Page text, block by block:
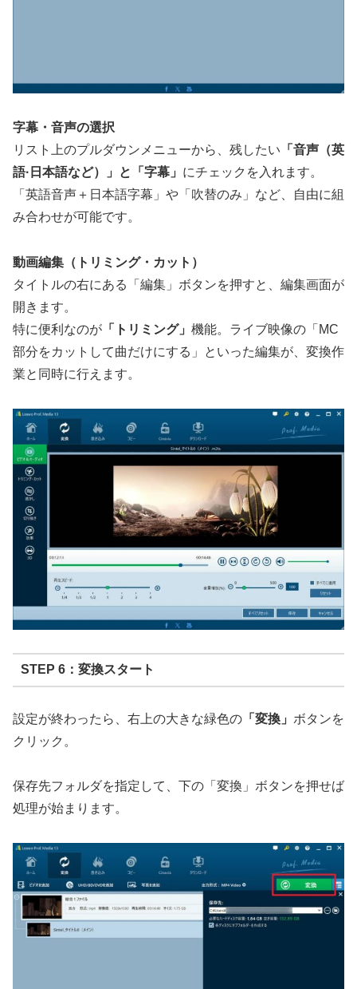
字幕・音声の選択
リスト上のプルダウンメニューから、残したい 「音声（英
語·日本語など）」と「字幕」 にチェックを入れます。
「英語音声＋日本語字幕」や「吹替のみ」など、自由に組
み合わせが可能です。
動画編集（トリミング・カット）
タイトルの右にある「編集」ボタンを押すと、編集画面が
開きます。
特に便利なのが 「トリミング」 機能。ライブ映像の「MC
部分をカットして曲だけにする」といった編集が、変換作
業と同時に行えます。
STEP 6：変換スタート
設定が終わったら、右上の大きな緑色の 「変換」 ボタンを
クリック。
保存先フォルダを指定して、下の「変換」ボタンを押せば
処理が始まります。